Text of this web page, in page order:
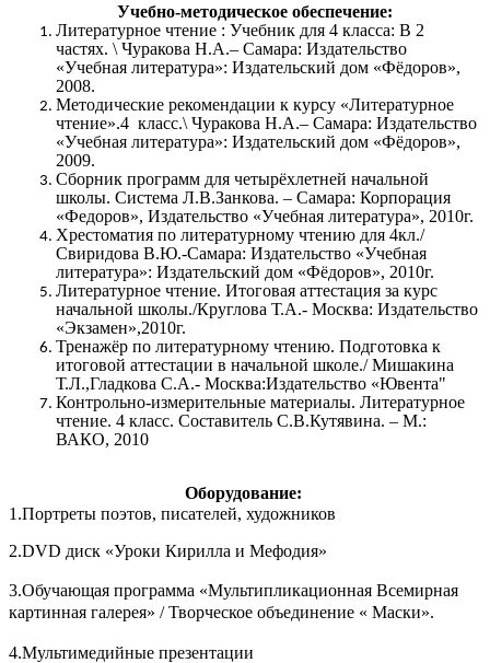
Учебно-методическое обеспечение:
Литературное чтение : Учебник для 4 класса: В 2
частях. \ Чуракова Н.А.– Самара: Издательство
«Учебная литература»: Издательский дом «Фёдоров»,
2008.
Методические рекомендации к курсу «Литературное
чтение».4 класс.\ Чуракова Н.А.– Самара: Издательство
«Учебная литература»: Издательский дом «Фёдоров»,
2009.
Сборник программ для четырёхлетней начальной
школы. Система Л.В.Занкова. – Самара: Корпорация
«Федоров», Издательство «Учебная литература», 2010г.
Хрестоматия по литературному чтению для 4кл./
Свиридова В.Ю.-Самара: Издательство «Учебная
литература»: Издательский дом «Фёдоров», 2010г.
Литературное чтение. Итоговая аттестация за курс
начальной школы./Круглова Т.А.- Москва: Издательство
«Экзамен»,2010г.
Тренажёр по литературному чтению. Подготовка к
итоговой аттестации в начальной школе./ Мишакина
Т.Л.,Гладкова С.А.- Москва:Издательство «Ювента"
Контрольно-измерительные материалы. Литературное
чтение. 4 класс. Составитель С.В.Кутявина. – М.:
ВАКО, 2010
Оборудование:
1.Портреты поэтов, писателей, художников
2.DVD диск «Уроки Кирилла и Мефодия»
3.Обучающая программа «Мультипликационная Всемирная
картинная галерея» / Творческое объединение « Маски».
4.Мультимедийные презентации